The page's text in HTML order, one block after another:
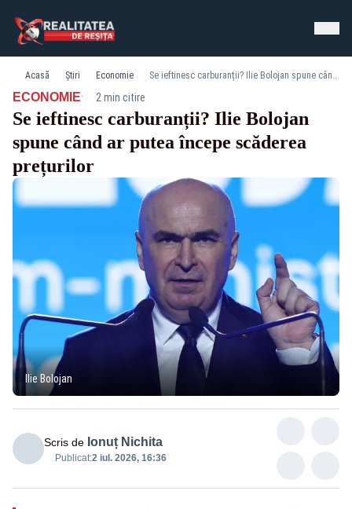
Acasă Știri Economie Se ieftinesc carburanții? Ilie Bolojan spune când ar putea începe scăderea prețurilor
ECONOMIE· 2 min citire
Se ieftinesc carburanții? Ilie Bolojan
spune când ar putea începe scăderea
prețurilor
Ilie Bolojan
Scris de Ionuț Nichita
Publicat:2 iul. 2026, 16:36